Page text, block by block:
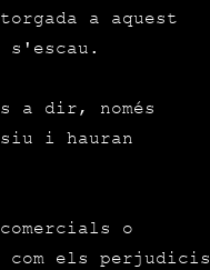
a aquest
a dir, només
i hauran
o
els perjudicis